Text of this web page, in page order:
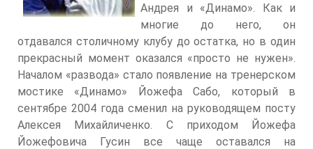
Андрея и «Динамо». Как и
многие до него, он
отдавался столичному клубу до остатка, но в один
прекрасный момент оказался «просто не нужен».
Началом «развода» стало появление на тренерском
мостике «Динамо» Йожефа Сабо, который в
сентябре 2004 года сменил на руководящем посту
Алексея Михайличенко. С приходом Йожефа
Йожефовича Гусин все чаще оставался на